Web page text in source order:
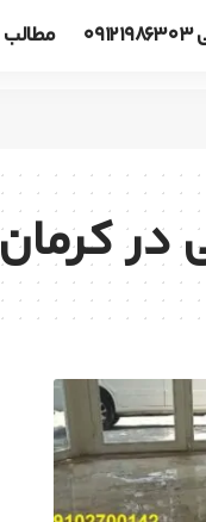
مطالب
در کرمان